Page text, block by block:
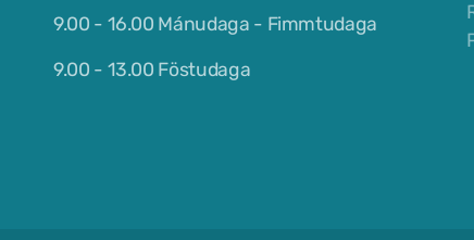
9.00 - 16.00 Mánudaga - Fimmtudaga
9.00 - 13.00 Föstudaga